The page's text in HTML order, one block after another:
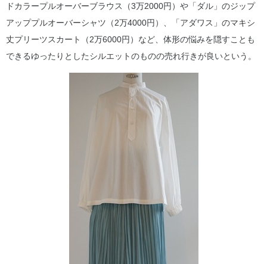
ドカラープルオーバーブラウス（3万2000円）や「ダル」のジップ
アッププルオーバーシャツ（2万4000円）、「アダワス」のマキシ
丈プリーツスカート（2万6000円）など、体形の悩みを隠すことも
できるゆったりとしたシルエットのものの売れ行きが良いという。